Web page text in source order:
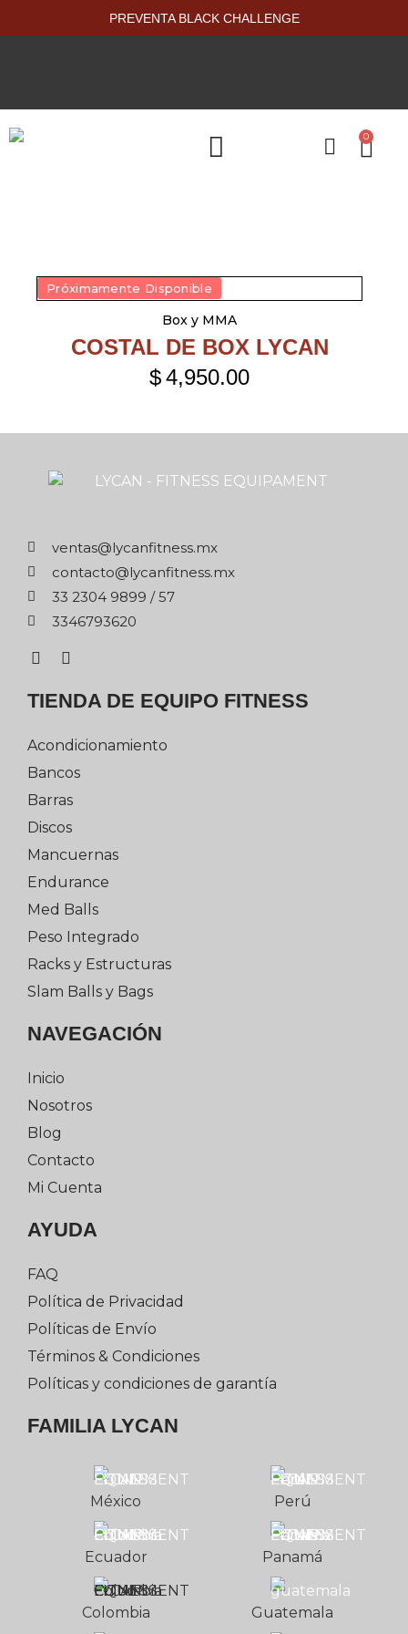
PREVENTA BLACK CHALLENGE
0
Próximamente Disponible
Box y MMA
COSTAL DE BOX LYCAN
$4,950.00
xm.ssentifnacyl@satnev
xm.ssentifnacyl@otcatnoc
75 / 9989 4032 33
0263976433
TIENDA DE EQUIPO FITNESS
Acondicionamiento
Bancos
Barras
Discos
Mancuernas
Endurance
Med Balls
Peso Integrado
Racks y Estructuras
Slam Balls y Bags
NAVEGACIÓN
Inicio
Nosotros
Blog
Contacto
Mi Cuenta
AYUDA
FAQ
Política de Privacidad
Políticas de Envío
Términos & Condiciones
Políticas y condiciones de garantía
FAMILIA LYCAN
México
Ecuador
Colombia
Perú
Panamá
Guatemala